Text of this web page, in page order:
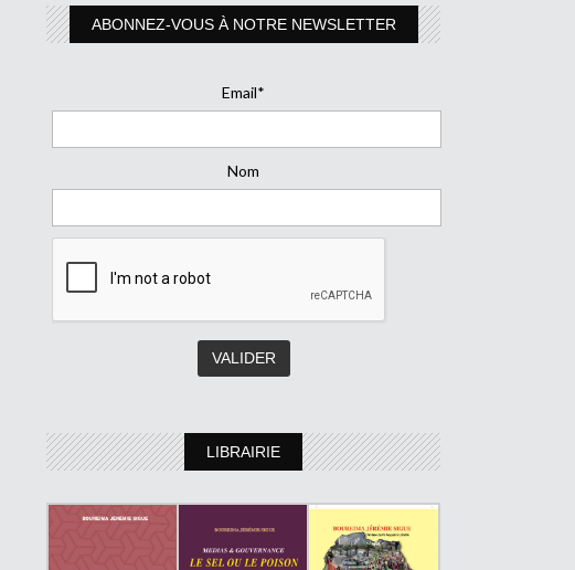
ABONNEZ-VOUS À NOTRE NEWSLETTER
Email*
Nom
LIBRAIRIE